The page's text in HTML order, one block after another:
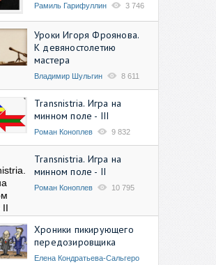
Рамиль Гарифуллин 3 746
Уроки Игоря Фроянова.
К девяностолетию
мастера
Владимир Шульгин 8 611
Transnistria. Игра на
минном поле - III
Роман Коноплев 9 832
Transnistria. Игра на
минном поле - II
Роман Коноплев 10 795
Хроники пикирующего
передозировщика
Елена Кондратьева-Сальгеро